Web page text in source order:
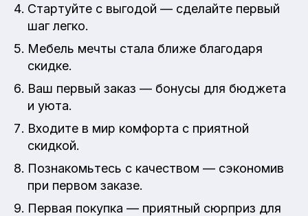
Стартуйте с выгодой — сделайте первый
шаг легко.
Мебель мечты стала ближе благодаря
скидке.
Ваш первый заказ — бонусы для бюджета
и уюта.
Входите в мир комфорта с приятной
скидкой.
Познакомьтесь с качеством — сэкономив
при первом заказе.
Первая покупка — приятный сюрприз для